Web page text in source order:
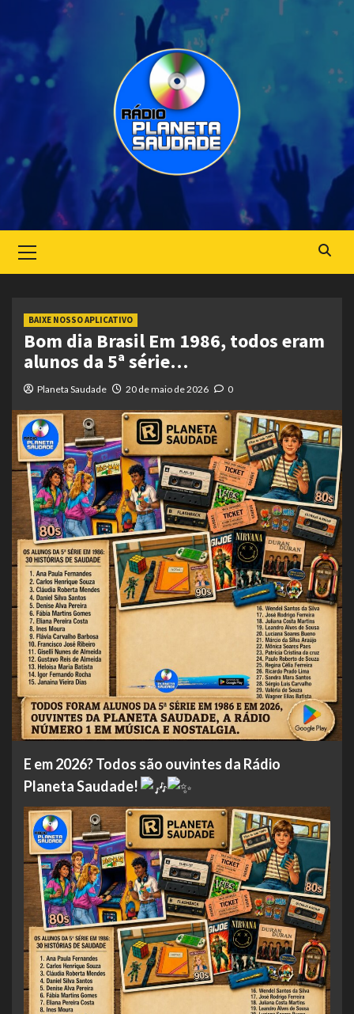
Menu
BAIXE NOSSO APLICATIVO
Bom dia Brasil Em 1986, todos eram
alunos da 5ª série…
Planeta Saudade 20 de maio de 2026 0
E em 2026? Todos são ouvintes da Rádio
Planeta Saudade!